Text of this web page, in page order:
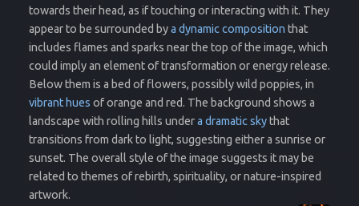
towards their head, as if touching or interacting with it. They
appear to be surrounded bya dynamic composition that
includes flames and sparks near the top of the image, which
could imply an element of transformation or energy release.
Below them is a bed of flowers, possibly wild poppies, in
vibrant hues of orange and red. The background shows a
landscape with rolling hills undera dramatic skythat
transitions from dark to light, suggesting either a sunrise or
sunset. The overall style of the image suggests it may be
related to themes of rebirth, spirituality, or nature-inspired
artwork.